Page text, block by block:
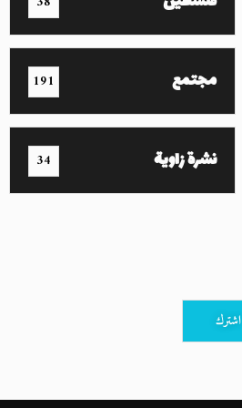
مجتمع 191
نشرة زاوية 34
اشترك